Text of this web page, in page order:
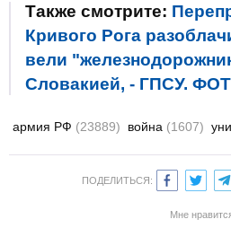
Также смотрите:
Кривого Рога
вели
Словакией, - ГПСУ.
армия РФ (23889) война (1607)
ПОДЕЛИТЬСЯ:
Мне